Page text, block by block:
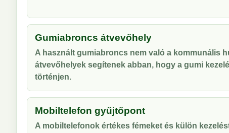
Gumiabroncs átvevőhely
A használt gumiabroncs nem való a kommunális
átvevőhelyek segítenek abban, hogy a gumi
történjen.
Mobiltelefon gyűjtőpont
A mobiltelefonok értékes fémeket és külön